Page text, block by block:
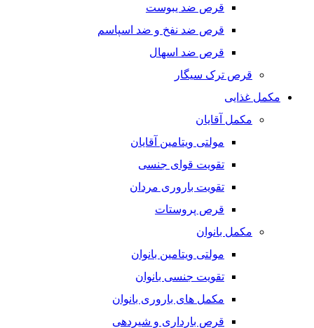
قرص ضد یبوست
قرص ضد نفخ و ضد اسپاسم
قرص ضد اسهال
قرص ترک سیگار
مکمل غذایی
مکمل آقایان
مولتی ویتامین آقایان
تقویت قوای جنسی
تقویت باروری مردان
قرص پروستات
مکمل بانوان
مولتی ویتامین بانوان
تقویت جنسی بانوان
مکمل های باروری بانوان
قرص بارداری و شیردهی